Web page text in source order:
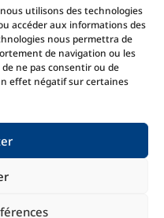
utilisons des technologies
accéder aux informations des
nous permettra de
de navigation ou les
ne pas consentir ou de
effet négatif sur certaines
de confidentialité
(UE)